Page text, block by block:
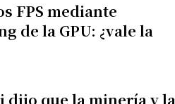
FPS mediante
de la GPU: ¿vale la
dijo que la minería y la